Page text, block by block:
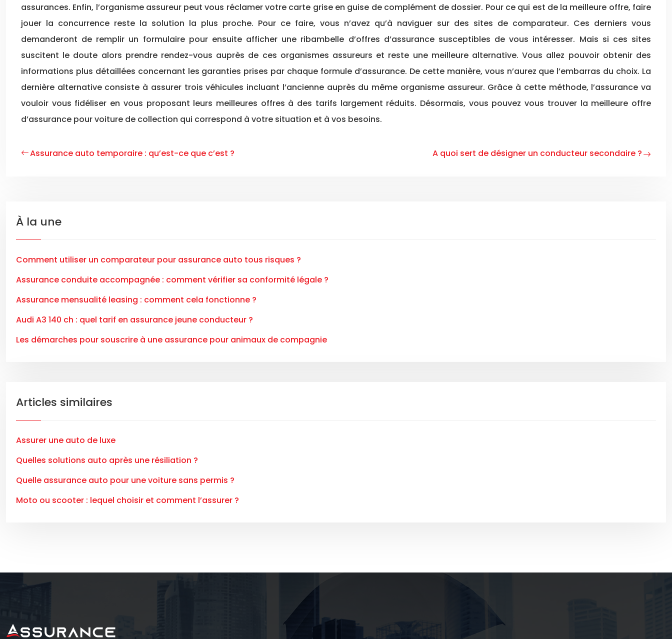
assurances. Enfin, l’organisme assureur peut vous réclamer votre carte grise en guise de complément de dossier. Pour ce qui est de la meilleure offre, faire
jouer la concurrence reste la solution la plus proche. Pour ce faire, vous n’avez qu’à naviguer sur des sites de comparateur. Ces derniers vous
demanderont de remplir un formulaire pour ensuite afficher une ribambelle d’offres d’assurance susceptibles de vous intéresser. Mais si ces sites
suscitent le doute alors prendre rendez-vous auprès de ces organismes assureurs et reste une meilleure alternative. Vous allez pouvoir obtenir des
informations plus détaillées concernant les garanties prises par chaque formule d’assurance. De cette manière, vous n’aurez que l’embarras du choix. La
dernière alternative consiste à assurer trois véhicules incluant l’ancienne auprès du même organisme assureur. Grâce à cette méthode, l’assurance va
vouloir vous fidéliser en vous proposant leurs meilleures offres à des tarifs largement réduits. Désormais, vous pouvez vous trouver la meilleure offre
d’assurance pour voiture de collection qui correspond à votre situation et à vos besoins.
Assurance auto temporaire : qu’est-ce que c’est ? A quoi sert de désigner un conducteur secondaire ?
À la une
Comment utiliser un comparateur pour assurance auto tous risques ?
Assurance conduite accompagnée : comment vérifier sa conformité légale ?
Assurance mensualité leasing : comment cela fonctionne ?
Audi A3 140 ch : quel tarif en assurance jeune conducteur ?
Les démarches pour souscrire à une assurance pour animaux de compagnie
Articles similaires
Assurer une auto de luxe
Quelles solutions auto après une résiliation ?
Quelle assurance auto pour une voiture sans permis ?
Moto ou scooter : lequel choisir et comment l’assurer ?